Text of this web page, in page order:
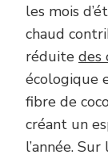
les mois
chaud
réduite des
écologique
fibre de
créant un
l’année.